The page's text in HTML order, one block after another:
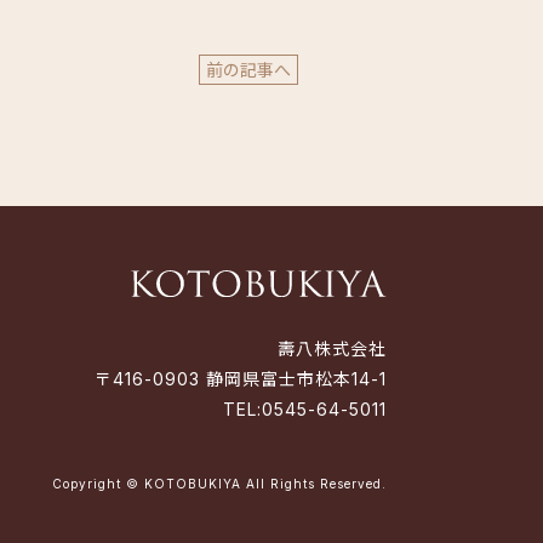
前の記事へ
壽八株式会社
〒416-0903 静岡県富士市松本14-1
TEL:0545-64-5011
Copyright © KOTOBUKIYA All Rights Reserved.